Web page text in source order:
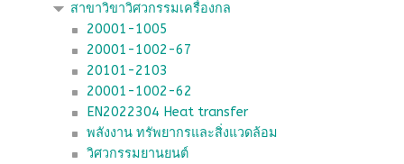
สาขาวิขาวิศวกรรมเครื่องกล
20001-1005
20001-1002-67
20101-2103
20001-1002-62
EN2022304 Heat transfer
พลังงาน ทรัพยากรและสิ่งแวดล้อม
วิศวกรรมยานยนต์